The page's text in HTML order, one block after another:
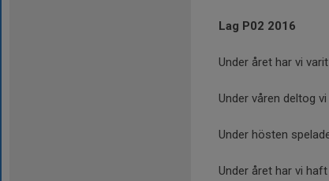
Lag P02 2016
Under året har vi
Under våren deltog
Under hösten
Under året har vi